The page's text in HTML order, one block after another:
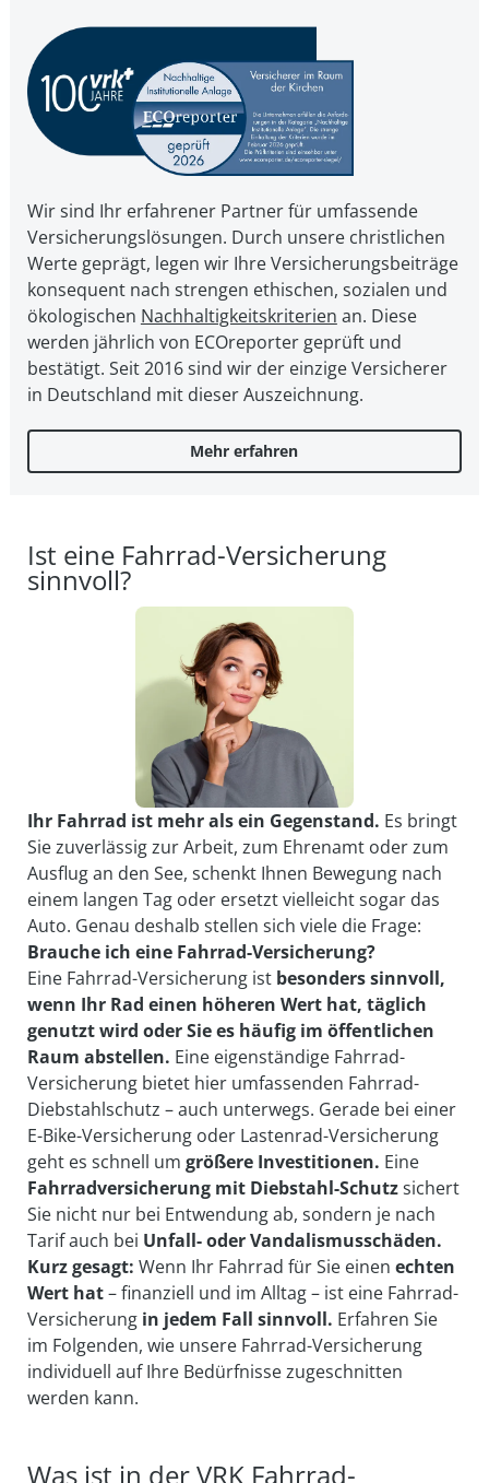
Wir sind Ihr erfahrener Partner für umfassende
Versicherungslösungen. Durch unsere christ­li­chen
Werte geprägt, legen wir Ihre Ver­si­che­rungs­bei­trä­ge
kon­se­quent nach strengen ethischen, sozialen und
öko­lo­gi­schen Nach­hal­tig­keits­kri­te­ri­en an. Diese
werden jährlich von ECOreporter geprüft und
bestätigt. Seit 2016 sind wir der einzige Versicherer
in Deutschland mit dieser Auszeichnung.
Mehr erfahren
Ist eine Fahrrad-Versicherung
sinnvoll?
Ihr Fahrrad ist mehr als ein Gegenstand. Es bringt
Sie zuverlässig zur Arbeit, zum Ehrenamt oder zum
Ausflug an den See, schenkt Ihnen Bewegung nach
einem langen Tag oder ersetzt vielleicht sogar das
Auto. Genau deshalb stellen sich viele die Frage:
Brauche ich eine Fahrrad-Versicherung?
Eine Fahrrad-Versicherung istbesonders sinnvoll,
wenn Ihr Rad einen höheren Wert hat, täglich
genutzt wird oder Sie es häufig im öffentlichen
Raum abstellen. Eine eigenständige Fahrrad-
Versicherung bietet hier umfassenden Fahrrad-
Diebstahlschutz – auch unterwegs. Gerade bei einer
E-Bike-Versicherung oder Lastenrad-Versicherung
geht es schnell um größere Investitionen. Eine
Fahrradversicherung mit Diebstahl-Schutzsichert
Sie nicht nur bei Entwendung ab, sondern je nach
Tarif auch bei Unfall- oder Vandalismusschäden.
Kurz gesagt: Wenn Ihr Fahrrad für Sie einen echten
Wert hat– finanziell und im Alltag – ist eine Fahrrad-
Versicherung in jedem Fall sinnvoll. Erfahren Sie
im Folgenden, wie unsere Fahrrad-Versicherung
individuell auf Ihre Bedürfnisse zugeschnitten
werden kann.
Was ist in der VRK Fahrrad­